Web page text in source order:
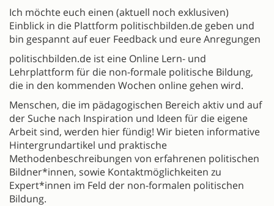
Ich möchte euch einen (aktuell noch exklusiven)
Einblick in die Plattform politischbilden.de geben und
bin gespannt auf euer Feedback und eure Anregungen
politischbilden.de ist eine Online Lern- und
Lehrplattform für die non-formale politische Bildung,
die in den kommenden Wochen online gehen wird.
Menschen, die im pädagogischen Bereich aktiv und auf
der Suche nach Inspiration und Ideen für die eigene
Arbeit sind, werden hier fündig! Wir bieten informative
Hintergrundartikel und praktische
Methodenbeschreibungen von erfahrenen politischen
Bildner*innen, sowie Kontaktmöglichkeiten zu
Expert*innen im Feld der non-formalen politischen
Bildung.